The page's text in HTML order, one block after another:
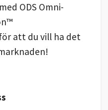
ODS Omni-
att du vill ha det